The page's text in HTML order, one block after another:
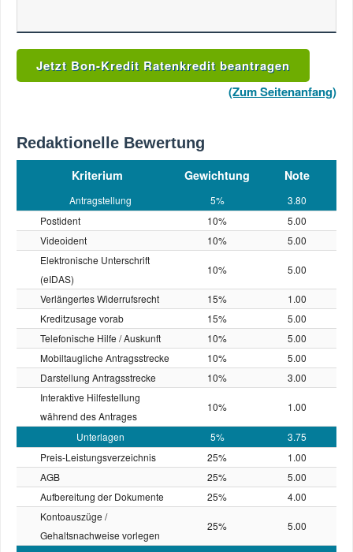
Jetzt Bon-Kredit Ratenkredit beantragen
(Zum Seitenanfang)
Redaktionelle Bewertung
Kriterium Gewichtung Note
Antragstellung 5%
3.80
Postident
10%
5.00
Videoident
10%
5.00
Elektronische Unterschrift
(eIDAS)
10% 5.00
Verlängertes Widerrufsrecht 15%
1.00
Kreditzusage vorab
15%
5.00
Telefonische Hilfe / Auskunft
10%
5.00
Mobiltaugliche Antragsstrecke
10%
5.00
Darstellung Antragsstrecke
10%
3.00
Interaktive Hilfestellung
während des Antrages
10% 1.00
Unterlagen 5%
3.75
Preis-Leistungs­verzeichnis
25%
1.00
AGB
25%
5.00
Aufbereitung der Dokumente
25%
4.00
Kontoauszüge /
Gehaltsnachweise vorlegen
25% 5.00